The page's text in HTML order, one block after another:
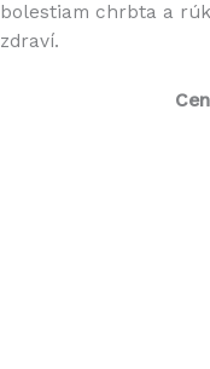
bolestiam chrbta a
zdraví.